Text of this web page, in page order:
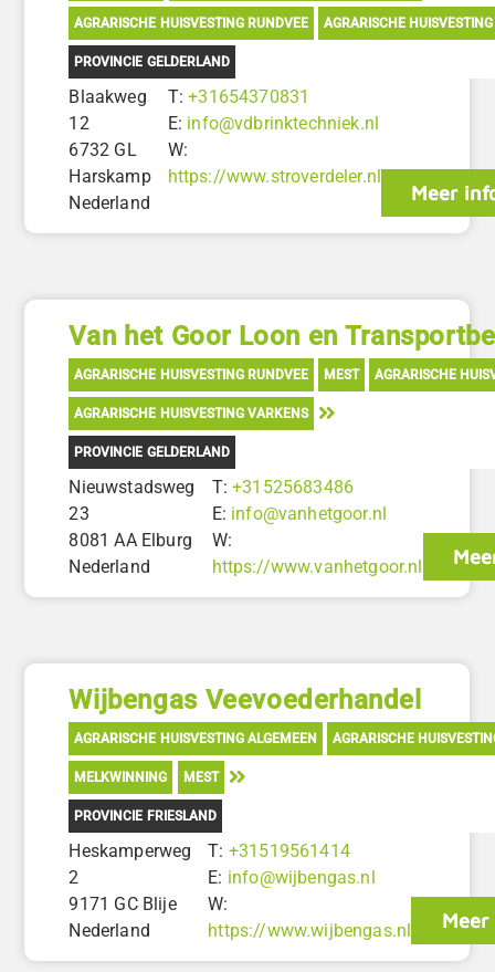
AGRARISCHE HUISVESTING RUNDVEE AGRARISCHE
PROVINCIE GELDERLAND
Blaakweg
12
6732 GL
Harskamp
Nederland
T:+31654370831
E: info@vdbrinktechniek.nl
W:
https://www.stroverdeler.nl
Meer
Van het Goor Loon en
AGRARISCHE HUISVESTING RUNDVEE MEST AGRARISCHE
AGRARISCHE HUISVESTING VARKENS
PROVINCIE GELDERLAND
Nieuwstadsweg
23
8081 AA Elburg
Nederland
T:+31525683486
E: info@vanhetgoor.nl
W:
https://www.vanhetgoor.nl
Wijbengas Veevoederhandel
AGRARISCHE HUISVESTING ALGEMEEN AGRARISCHE
MELKWINNING MEST
PROVINCIE FRIESLAND
Heskamperweg
2
9171 GC Blije
Nederland
T: +31519561414
E: info@wijbengas.nl
W:
https://www.wijbengas.nl